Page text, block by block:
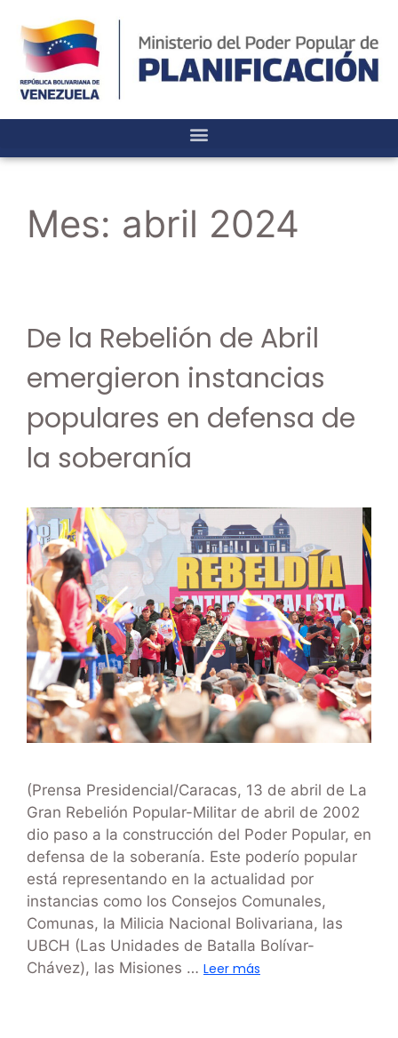
Mes: abril 2024
De la Rebelión de Abril
emergieron instancias
populares en defensa de
la soberanía
(Prensa Presidencial/Caracas, 13 de abril de La
Gran Rebelión Popular-Militar de abril de 2002
dio paso a la construcción del Poder Popular, en
defensa de la soberanía. Este poderío popular
está representando en la actualidad por
instancias como los Consejos Comunales,
Comunas, la Milicia Nacional Bolivariana, las
UBCH (Las Unidades de Batalla Bolívar-
Chávez), las Misiones … Leer más